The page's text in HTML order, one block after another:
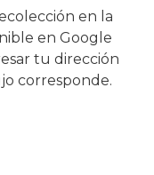
en la
en Google
tu dirección
corresponde.